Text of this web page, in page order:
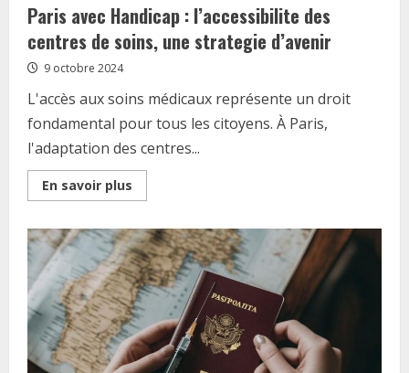
Paris avec Handicap : l’accessibilite des
centres de soins, une strategie d’avenir
9 octobre 2024
L'accès aux soins médicaux représente un droit
fondamental pour tous les citoyens. À Paris,
l'adaptation des centres...
En savoir plus
more
avec
Handicap
:
l’accessibilite
des
centres
de
soins,
une
strategie
d’avenir